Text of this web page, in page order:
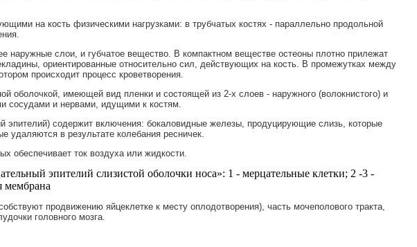
на кость физическими нагрузками: в трубчатых костях - параллельно продольной
наружные слои, и губчатое вещество. В компактном веществе остеоны плотно прилежат
ориентированные относительно сил, действующих на кость. В промежутках между
происходит процесс кроветворения.
оболочкой, имеющей вид пленки и состоящей из 2-х слоев - наружного (волокнистого) и
сосудами и нервами, идущими к костям.
эпителий) содержит включения: бокаловидные железы, продуцирующие слизь, которые
удаляются в результате колебания ресничек.
обеспечивает ток воздуха или жидкости.
эпителий слизистой оболочки носа»: 1 - мерцательные клетки; 2 -3 -
мембрана
продвижению яйцеклетке к месту оплодотворения), часть мочеполового тракта,
головного мозга.